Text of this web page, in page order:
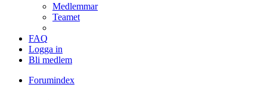
Medlemmar
Teamet
FAQ
Logga in
Bli medlem
Forumindex